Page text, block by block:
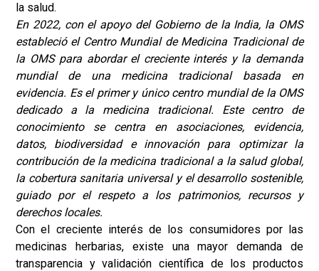
la salud.
En 2022, con el apoyo del Gobierno de la India, la OMS
estableció el Centro Mundial de Medicina Tradicional de
la OMS para abordar el creciente interés y la demanda
mundial de una medicina tradicional basada en
evidencia. Es el primer y único centro mundial de la OMS
dedicado a la medicina tradicional. Este centro de
conocimiento se centra en asociaciones, evidencia,
datos, biodiversidad e innovación para optimizar la
contribución de la medicina tradicional a la salud global,
la cobertura sanitaria universal y el desarrollo sostenible,
guiado por el respeto a los patrimonios, recursos y
derechos locales.
Con el creciente interés de los consumidores por las
medicinas herbarias, existe una mayor demanda de
transparencia y validación científica de los productos